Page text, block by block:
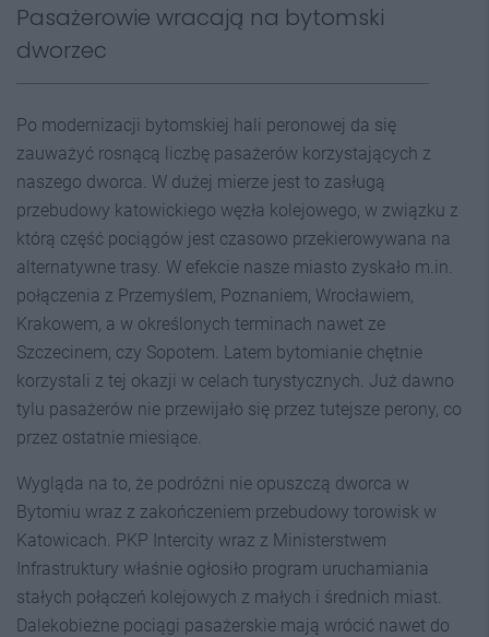
Pasażerowie wracają na bytomski
dworzec
Po modernizacji bytomskiej hali peronowej da się
zauważyć rosnącą liczbę pasażerów korzystających z
naszego dworca. W dużej mierze jest to zasługą
przebudowy katowickiego węzła kolejowego, w związku z
którą część pociągów jest czasowo przekierowywana na
alternatywne trasy. W efekcie nasze miasto zyskało m.in.
połączenia z Przemyślem, Poznaniem, Wrocławiem,
Krakowem, a w określonych terminach nawet ze
Szczecinem, czy Sopotem. Latem bytomianie chętnie
korzystali z tej okazji w celach turystycznych. Już dawno
tylu pasażerów nie przewijało się przez tutejsze perony, co
przez ostatnie miesiące.
Wygląda na to, że podróżni nie opuszczą dworca w
Bytomiu wraz z zakończeniem przebudowy torowisk w
Katowicach. PKP Intercity wraz z Ministerstwem
Infrastruktury właśnie ogłosiło program uruchamiania
stałych połączeń kolejowych z małych i średnich miast.
Dalekobieżne pociągi pasażerskie mają wrócić nawet do